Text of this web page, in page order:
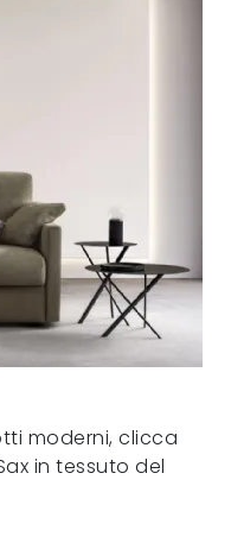
moderni, clicca
in tessuto del